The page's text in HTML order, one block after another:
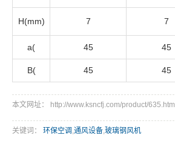
H(mm) 7 7
a( 45 45
B( 45 45
本文网址： http://www.ksncfj.com/product/635.html
关键词： 环保空调 ,通风设备,玻璃钢风机